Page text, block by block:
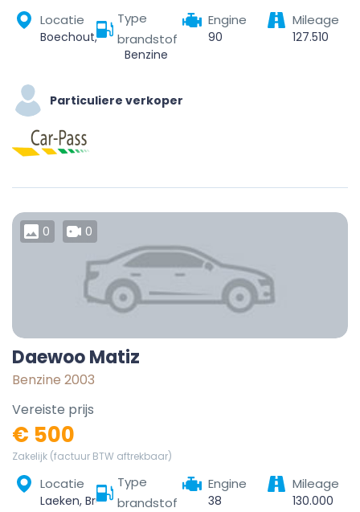
Locatie
Boechout, Antwerpen, Vlaanderen, 2530, België
Type
brandstof
Benzine
Engine
90
Mileage
127.510
Particuliere verkoper
0 0
Daewoo Matiz
Benzine 2003
Vereiste prijs
€ 500
Zakelijk (factuur BTW aftrekbaar)
Locatie
Laeken, Bruxelles, Bruxelles-Capitale, 1020, Belgique
Type
brandstof
Engine
38
Mileage
130.000